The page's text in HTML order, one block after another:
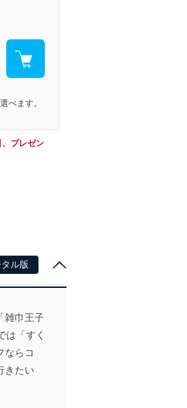
べます。
プレゼン
ル版
雑巾王子
は「すく
ならコ
きたい